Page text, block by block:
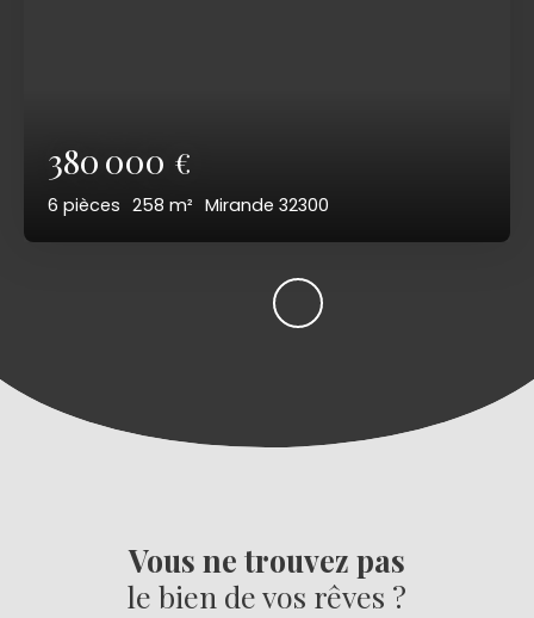
380 000 €
6 pièces 258 m² Mirande 32300
Vous ne trouvez pas
le bien de vos rêves ?